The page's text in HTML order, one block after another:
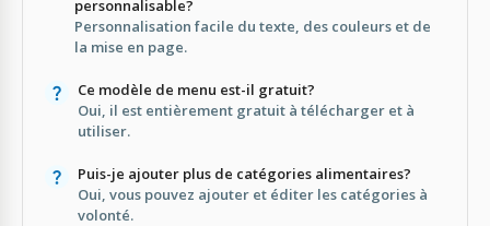
personnalisable?
Personnalisation facile du texte, des couleurs et de
la mise en page.
Ce modèle de menu est-il gratuit?
Oui, il est entièrement gratuit à télécharger et à
utiliser.
Puis-je ajouter plus de catégories alimentaires?
Oui, vous pouvez ajouter et éditer les catégories à
volonté.